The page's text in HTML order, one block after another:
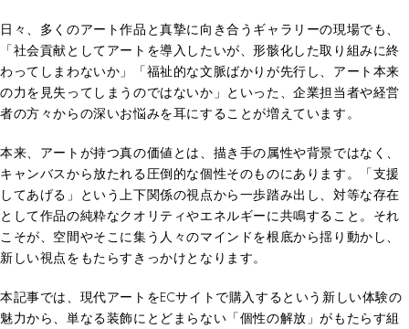
日々、多くのアート作品と真摯に向き合うギャラリーの現場でも、
「社会貢献としてアートを導入したいが、形骸化した取り組みに終
わってしまわないか」「福祉的な文脈ばかりが先行し、アート本来
の力を見失ってしまうのではないか」といった、企業担当者や経営
者の方々からの深いお悩みを耳にすることが増えています。
本来、アートが持つ真の価値とは、描き手の属性や背景ではなく、
キャンバスから放たれる圧倒的な個性そのものにあります。「支援
してあげる」という上下関係の視点から一歩踏み出し、対等な存在
として作品の純粋なクオリティやエネルギーに共鳴すること。それ
こそが、空間やそこに集う人々のマインドを根底から揺り動かし、
新しい視点をもたらすきっかけとなります。
本記事では、現代アートをECサイトで購入するという新しい体験の
魅力から、単なる装飾にとどまらない「個性の解放」がもたらす組